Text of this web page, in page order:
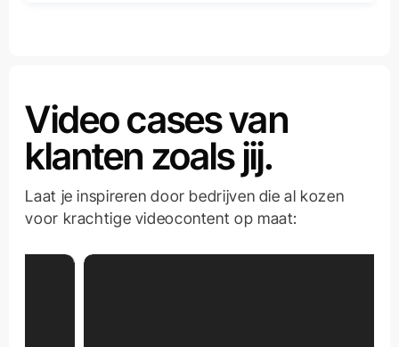
Video cases van
klanten zoals jij.
Laat je inspireren door bedrijven die al kozen
voor krachtige videocontent op maat: